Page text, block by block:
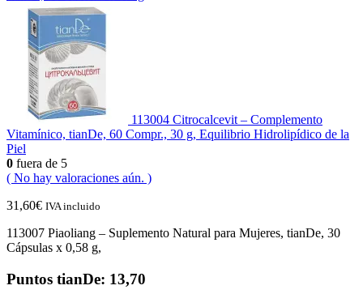
113004 Citrocalcevit – Complemento
Vitamínico, tianDe, 60 Compr., 30 g, Equilibrio Hidrolipídico de la
Piel
0 fuera de 5
( No hay valoraciones aún. )
31,60€ IVA incluido
113007 Piaoliang – Suplemento Natural para Mujeres, tianDe, 30
Cápsulas x 0,58 g,
Puntos tianDe: 13,70